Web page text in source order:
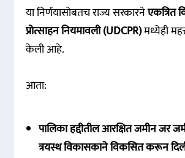
या निर्णयासोबतच राज्य सरकारनेएकत्रित
प्रोत्साहन नियमावली (UDCPR)मध्येही
केली आहे.
आता:
पालिका हद्दीतील आरक्षित जमीन जर
त्रयस्थ विकासकाने विकसित करून